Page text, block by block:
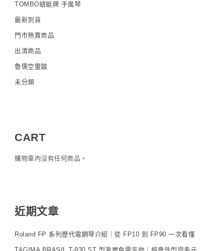
TOMBO蜻蜓牌 手風琴
最新到貨
門市熱賣商品
出清商品
魯儒空靈鼓
未分類
CART
購物車內沒有任何商品。
近期文章
Roland FP 系列歷代電鋼琴介紹｜從 FP10 到 FP90 一次看懂